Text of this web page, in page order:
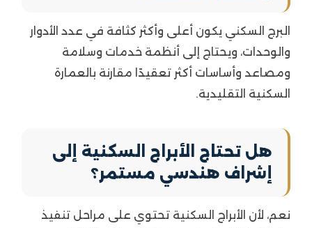
البرج السكني يكون أعلى وأكثر كثافة في عدد الأدوار
والوحدات، ويحتاج إلى أنظمة خدمات وسلامة
ومصاعد وأساسات أكثر تعقيدًا مقارنة بالعمارة
السكنية التقليدية.
هل تحتاج الأبراج السكنية إلى
إشراف هندسي مستمر؟
نعم، لأن الأبراج السكنية تحتوي على مراحل تنفيذ